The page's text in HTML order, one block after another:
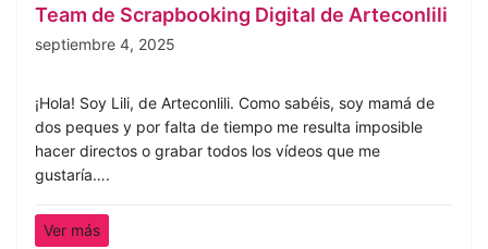
Team de Scrapbooking Digital de Arteconlili
septiembre 4, 2025
¡Hola! Soy Lili, de Arteconlili. Como sabéis, soy mamá de
dos peques y por falta de tiempo me resulta imposible
hacer directos o grabar todos los vídeos que me
gustaría….
Ver más